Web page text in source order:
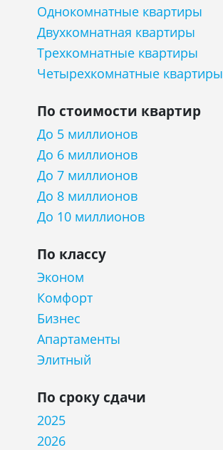
Однокомнатные квартиры
Двухкомнатная квартиры
Трехкомнатные квартиры
Четырехкомнатные квартиры
По стоимости квартир
До 5 миллионов
До 6 миллионов
До 7 миллионов
До 8 миллионов
До 10 миллионов
По классу
Эконом
Комфорт
Бизнес
Апартаменты
Элитный
По сроку сдачи
2025
2026